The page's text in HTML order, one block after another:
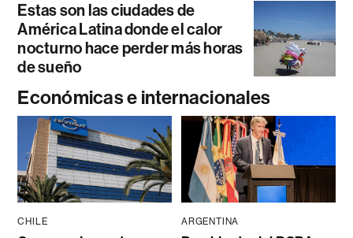
Estas son las ciudades de
América Latina donde el calor
nocturno hace perder más horas
de sueño
Económicas e internacionales
CHILE ARGENTINA